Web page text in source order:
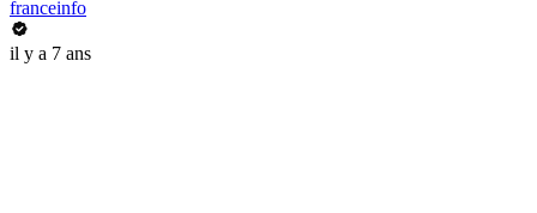
franceinfo
il y a 7 ans